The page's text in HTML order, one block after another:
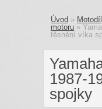
Úvod »
motoru »
těsnění víka
1987-
spojky